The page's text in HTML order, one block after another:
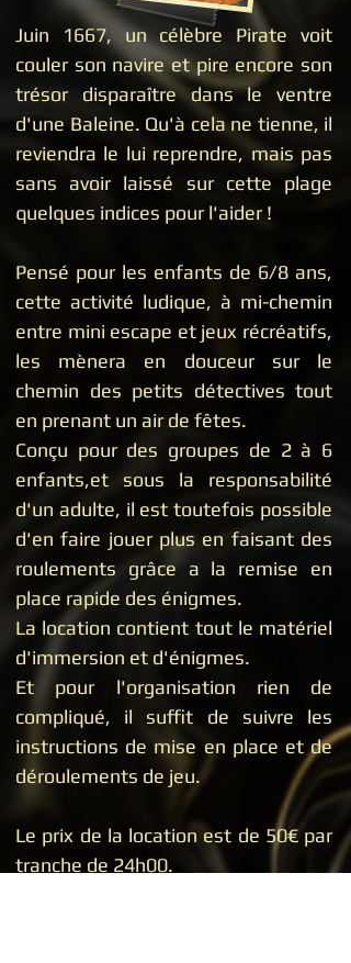
Juin 1667, un célèbre Pirate voit
couler son navire et pire encore son
trésor disparaître dans le ventre
d'une Baleine. Qu'à cela ne tienne, il
reviendra le lui reprendre, mais pas
sans avoir laissé sur cette plage
quelques indices pour l'aider !
Pensé pour les enfants de 6/8 ans,
cette activité ludique, à mi-chemin
entre mini escape et jeux récréatifs,
les mènera en douceur sur le
chemin des petits détectives tout
en prenant un air de fêtes.
Conçu pour des groupes de 2 à 6
enfants,et sous la responsabilité
d'un adulte, il est toutefois possible
d'en faire jouer plus en faisant des
roulements grâce a la remise en
place rapide des énigmes.
La location contient tout le matériel
d'immersion et d'énigmes.
Et pour l'organisation rien de
compliqué, il suffit de suivre les
instructions de mise en place et de
déroulements de jeu.
Le prix de la location est de 50€ par
tranche de 24h00.